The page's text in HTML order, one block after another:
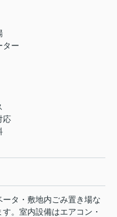
ター
応
タ・敷地内ごみ置き場な
。室内設備はエアコン・